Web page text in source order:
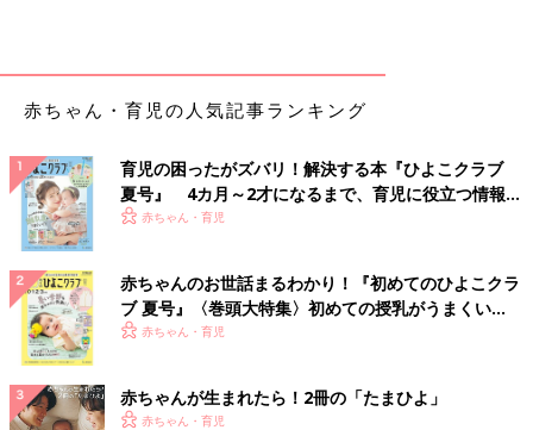
赤ちゃん・育児の人気記事ランキング
育児の困ったがズバリ！解決する本『ひよこクラブ
夏号』 4カ月～2才になるまで、育児に役立つ情報が
いっぱい！
赤ちゃん・育児
赤ちゃんのお世話まるわかり！『初めてのひよこクラ
ブ 夏号』〈巻頭大特集〉初めての授乳がうまくい
く！ おっぱい・ミルクの基本と夏のトラブル 解決テ
赤ちゃん・育児
赤ちゃんが生まれたら！2冊の「たまひよ」
赤ちゃん・育児